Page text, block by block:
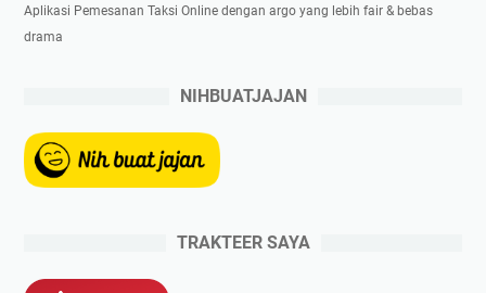
Aplikasi Pemesanan Taksi Online dengan argo yang lebih fair & bebas
drama
NIHBUATJAJAN
TRAKTEER SAYA